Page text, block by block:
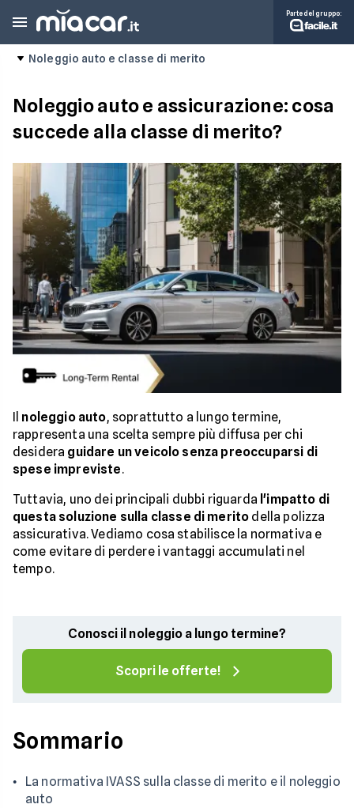
Parte del gruppo:
Noleggio auto e classe di merito
Noleggio auto e assicurazione: cosa
succede alla classe di merito?
noleggio auto, soprattutto a lungo termine,
rappresenta una scelta sempre più diffusa per chi
desidera guidare un veicolo senza preoccuparsi di
spese impreviste.
Tuttavia, uno dei principali dubbi riguarda l'impatto di
questa soluzione sulla classe di merito della polizza
assicurativa. Vediamo cosa stabilisce la normativa e
come evitare di perdere i vantaggi accumulati nel
tempo.
Conosci il noleggio a lungo termine?
Scopri le offerte!
Sommario
La normativa IVASS sulla classe di merito e il noleggio
auto